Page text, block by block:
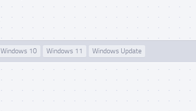
Windows 10 Windows 11 Windows Update